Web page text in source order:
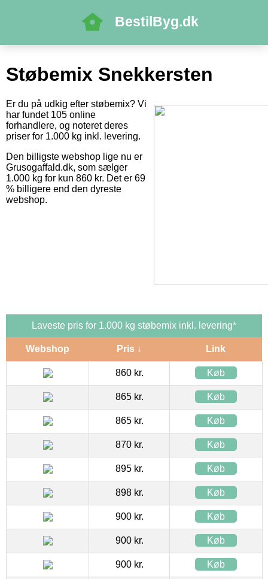
BestilByg.dk
Støbemix Snekkersten
Er du på udkig efter støbemix? Vi
har fundet 105 online
forhandlere, og noteret deres
priser for 1.000 kg inkl. levering.
Den billigste webshop lige nu er
Grusogaffald.dk, som sælger
1.000 kg for kun 860 kr. Det er 69
% billigere end den dyreste
webshop.
Laveste pris for 1.000 kg støbemix inkl. levering*
Webshop Pris ↓ Link
860 kr. Køb
865 kr. Køb
865 kr. Køb
870 kr. Køb
895 kr. Køb
898 kr. Køb
900 kr. Køb
900 kr. Køb
900 kr. Køb